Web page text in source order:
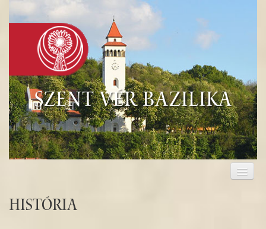
Szent Vér Bazilika
KEGYHELY
História